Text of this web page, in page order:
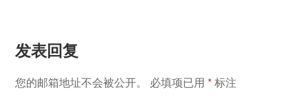
发表回复
您的邮箱地址不会被公开。 必填项已用*标注